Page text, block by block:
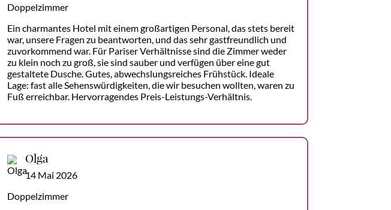
Doppelzimmer
Ein charmantes Hotel mit einem großartigen Personal, das stets bereit
war, unsere Fragen zu beantworten, und das sehr gastfreundlich und
zuvorkommend war. Für Pariser Verhältnisse sind die Zimmer weder
zu klein noch zu groß, sie sind sauber und verfügen über eine gut
gestaltete Dusche. Gutes, abwechslungsreiches Frühstück. Ideale
Lage: fast alle Sehenswürdigkeiten, die wir besuchen wollten, waren zu
Fuß erreichbar. Hervorragendes Preis-Leistungs-Verhältnis.
Olga
14 Mai 2026
Doppelzimmer